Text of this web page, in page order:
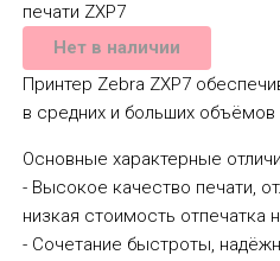
печати ZXP7
Нет в наличии
Принтер Zebra ZXP7
в средних и больших объёмов
Основные характерные
- Высокое качество печати,
низкая стоимость отпечатка
- Сочетание быстроты,